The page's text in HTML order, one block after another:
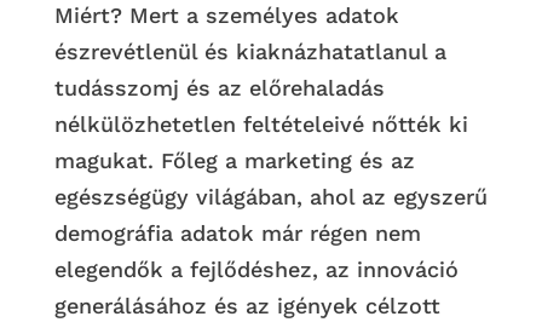
Miért? Mert a személyes adatok
észrevétlenül és kiaknázhatatlanul a
tudásszomj és az előrehaladás
nélkülözhetetlen feltételeivé nőtték ki
magukat. Főleg a marketing és az
egészségügy világában, ahol az egyszerű
demográfia adatok már régen nem
elegendők a fejlődéshez, az innováció
generálásához és az igények célzott